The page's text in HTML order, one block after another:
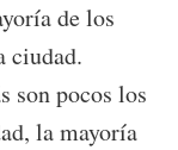
de los
ciudad.
son pocos los
la mayoría